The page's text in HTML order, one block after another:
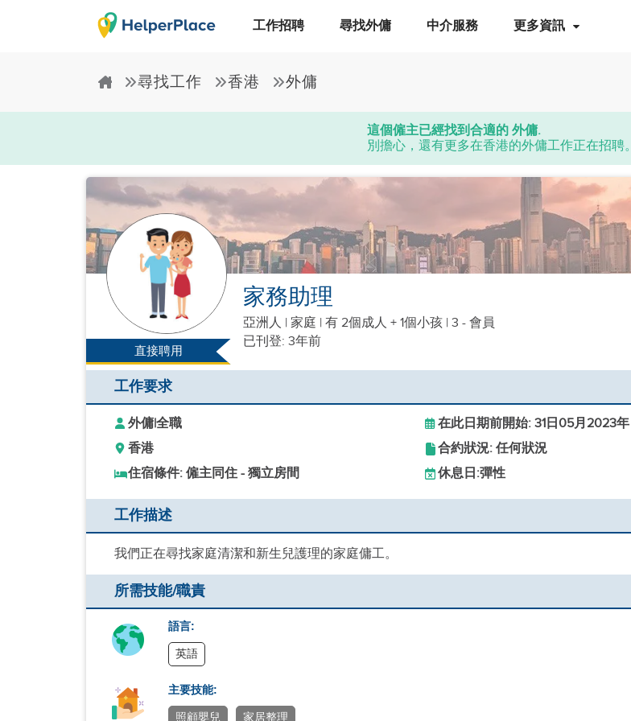
工作招聘 尋找外傭 中介服務 更多資訊
尋找工作 香港 外傭
這個僱主已經找到合適的 外傭.
別擔心，還有更多在香港的外傭工作正在招聘。
直接聘用
家務助理
亞洲人 | 家庭 | 有 2個成人 + 1個小孩 | 3 - 會員
已刊登: 3年前
工作要求
外傭|全職
在此日期前開始: 31日05月2023年
香港
合約狀況: 任何狀況
住宿條件: 僱主同住 - 獨立房間
休息日:彈性
工作描述
我們正在尋找家庭清潔和新生兒護理的家庭傭工。
所需技能/職責
語言:
英語
主要技能:
照顧嬰兒 家居整理